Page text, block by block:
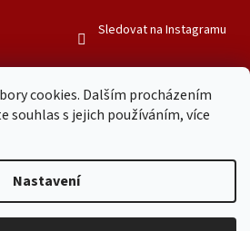
cookies. Dalším procházením
souhlas s jejich používáním, více
Nastavení
Sledovat na Instagramu
Bull. Všechna práva vyhrazena.Upravit
cookies